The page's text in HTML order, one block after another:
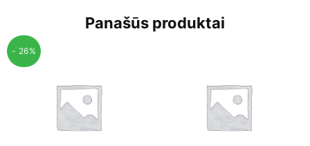
Panašūs produktai
- 26%